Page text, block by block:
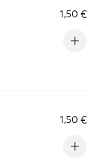
1,50 €
1,50 €